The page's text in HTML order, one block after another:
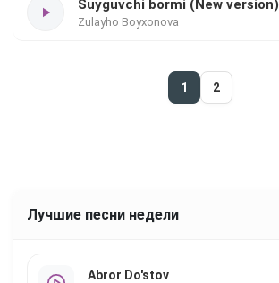
Suyguvchi bormi (New version)
Zulayho Boyxonova
1 2
Лучшие песни недели
Abror Do'stov